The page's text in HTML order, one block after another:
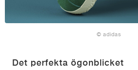
© adidas
Det perfekta ögonblicket